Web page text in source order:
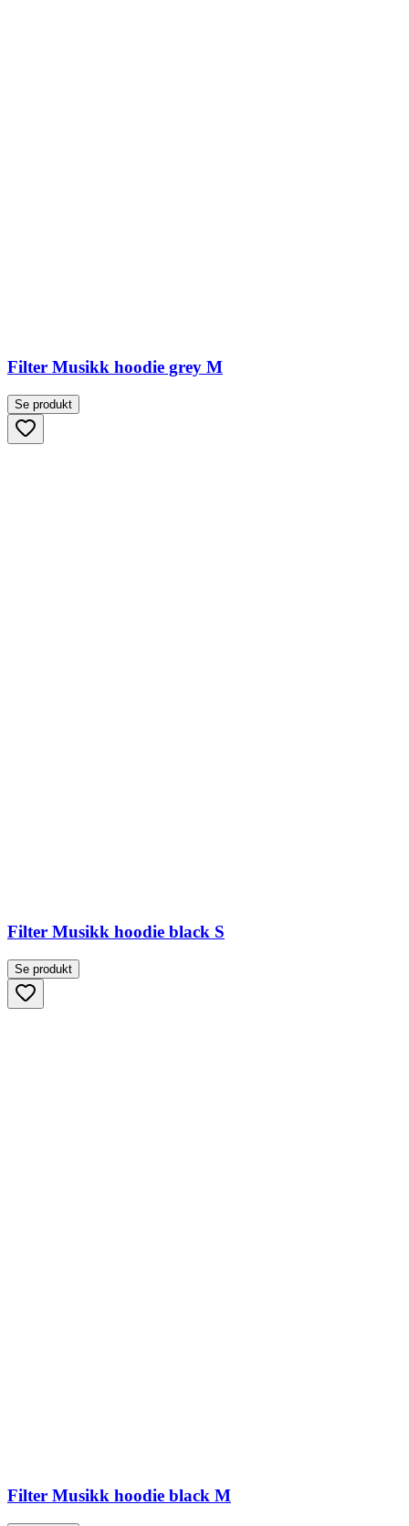
Filter Musikk hoodie grey M
Se produkt
Filter Musikk hoodie black S
Se produkt
Filter Musikk hoodie black M